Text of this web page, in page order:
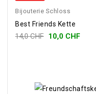
Bijouterie Schloss
Best Friends Kette
14,0 CHF 10,0 CHF